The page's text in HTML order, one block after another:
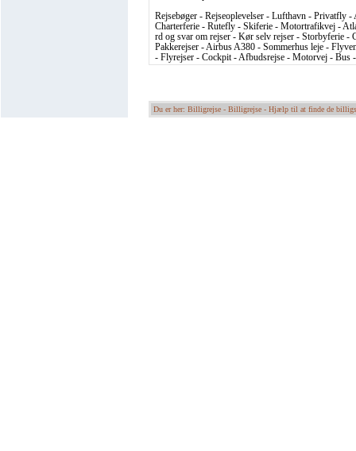
Rejsebøger - Rejseoplevelser - Lufthavn - Privatfly
Charterferie - Rutefly - Skiferie - Motortrafikvej -
rd og svar om rejser - Kør selv rejser - Storbyferie -
Pakkerejser - Airbus A380 - Sommerhus leje -
- Flyrejser - Cockpit - Afbudsrejse - Motorvej - Bus
Du er her: Billigrejse - Billigrejse - Hjælp til at finde de